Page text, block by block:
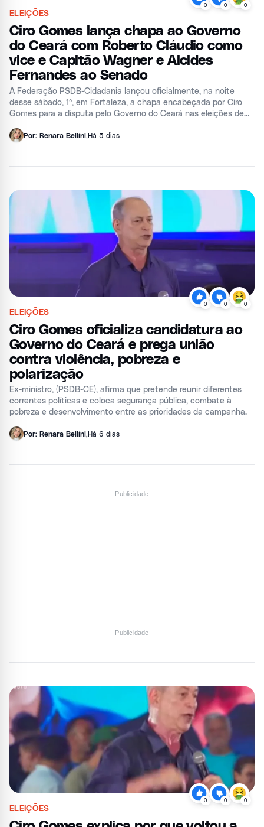
0 0 0
ELEIÇÕES
Ciro Gomes lança chapa ao Governo
do Ceará com Roberto Cláudio como
vice e Capitão Wagner e Alcides
Fernandes ao Senado
A Federação PSDB-Cidadania lançou oficialmente, na noite
desse sábado, 1º, em Fortaleza, a chapa encabeçada por Ciro
Gomes para a disputa pelo Governo do Ceará nas eleições de
lideranças políticas e apoiadores. A composição da chapa terá o
Por: Renara Bellíni Há 5 dias
0 0 0
ELEIÇÕES
Ciro Gomes oficializa candidatura ao
Governo do Ceará e prega união
contra violência, pobreza e
polarização
Ex-ministro, (PSDB-CE), afirma que pretende reunir diferentes
correntes políticas e coloca segurança pública, combate à
pobreza e desenvolvimento entre as prioridades da campanha.
Por: Renara Bellíni,Há 6 dias
Publicidade
Publicidade
0 0 0
ELEIÇÕES